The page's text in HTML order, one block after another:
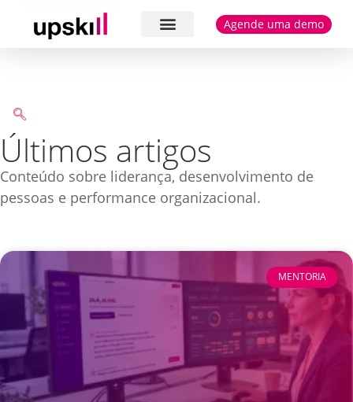
Agende uma demo
Últimos artigos
Conteúdo sobre liderança, desenvolvimento de
pessoas e performance organizacional.
MENTORIA